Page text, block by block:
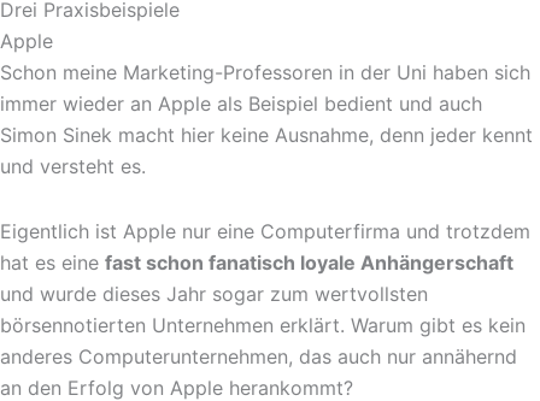
Drei Praxisbeispiele
Apple
Schon meine Marketing-Professoren in der Uni haben sich
immer wieder an Apple als Beispiel bedient und auch
Simon Sinek macht hier keine Ausnahme, denn jeder kennt
und versteht es.
Eigentlich ist Apple nur eine Computerfirma und trotzdem
hat es eine fast schon fanatisch loyale Anhängerschaft
und wurde dieses Jahr sogar zum wertvollsten
börsennotierten Unternehmen erklärt. Warum gibt es kein
anderes Computerunternehmen, das auch nur annähernd
an den Erfolg von Apple herankommt?